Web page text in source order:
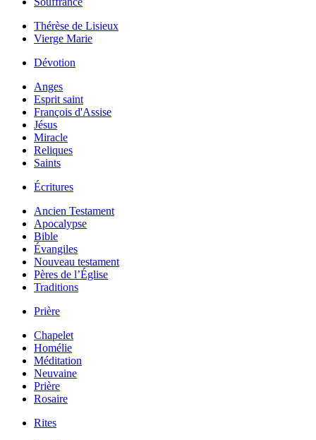
Thérèse de Lisieux
Vierge Marie
Dévotion
Anges
Esprit saint
François d'Assise
Jésus
Miracle
Reliques
Saints
Écritures
Ancien Testament
Apocalypse
Bible
Évangiles
Nouveau testament
Pères de l’Église
Traditions
Prière
Chapelet
Homélie
Méditation
Neuvaine
Prière
Rosaire
Rites